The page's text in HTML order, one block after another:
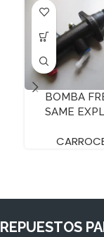
BOMBA
SAME
REPUESTOS